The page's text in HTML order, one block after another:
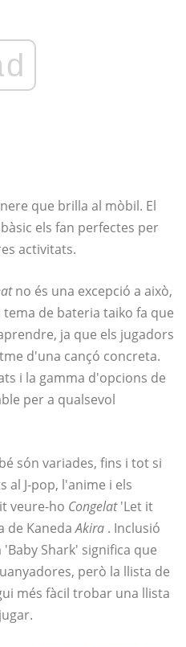
que brilla al mòbil. El
els fan perfectes per
activitats.
no és una excepció a això,
de bateria taiko fa que
ja que els jugadors
d'una cançó concreta.
i la gamma d'opcions de
per a qualsevol
són variades, fins i tot si
al J-pop, l'anime i els
veure-ho Congelat'Let it
de KanedaAkira . Inclusió
Shark' significa que
però la llista de
més fàcil trobar una llista